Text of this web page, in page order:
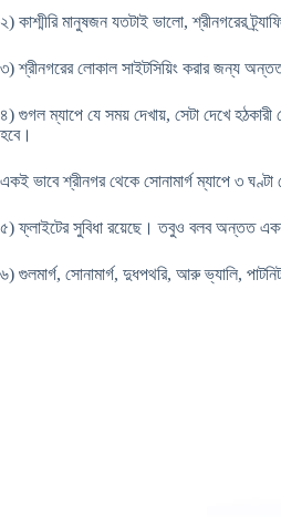
২) কাশ্মীরি মানুষজন যতটাই ভালো, শ্রীনগরের
৩) শ্রীনগরের লোকাল সাইটসিয়িং করার জন্য
৪) গুগল ম্যাপে যে সময় দেখায়, সেটা দেখে
হবে।
একই ভাবে শ্রীনগর থেকে সোনামার্গ ম্যাপে ৩
৫) ফ্লাইটের সুবিধা রয়েছে। তবুও বলব অন্তত
৬) গুলমার্গ, সোনামার্গ, দুধপথরি, আরু ভ্যালি,